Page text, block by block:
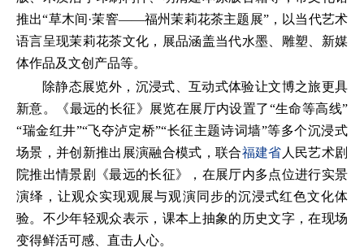
推出“草木间·茉窨——福州茉莉花茶主题展”，以当代艺术
语言呈现茉莉花茶文化，展品涵盖当代水墨、雕塑、新媒
体作品及文创产品等。
除静态展览外，沉浸式、互动式体验让文博之旅更具
新意。《最远的长征》展览在展厅内设置了“生命等高线”
“瑞金红井”“飞夺泸定桥”“长征主题诗词墙”等多个沉浸式
场景，并创新推出展演融合模式，联合福建省 人民艺术剧
院推出情景剧《最远的长征》，在展厅内多点位进行实景
演绎，让观众实现观展与观演同步的沉浸式红色文化体
验。不少年轻观众表示，课本上抽象的历史文字，在现场
变得鲜活可感、直击人心。